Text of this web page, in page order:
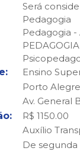
Será
Pedagogia
Pedagogia -
Ensino
Porto Alegre
Av. General
R$ 1150.00
Auxílio
De segunda